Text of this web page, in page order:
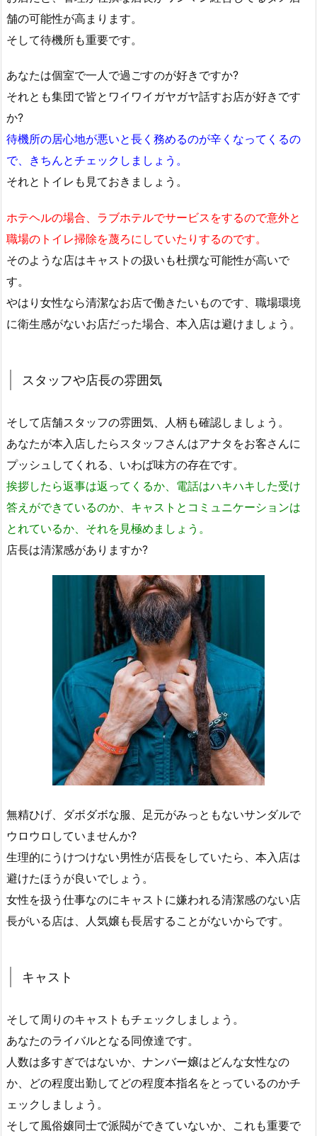
舗の可能性が高まります。
そして待機所も重要です。
あなたは個室で一人で過ごすのが好きですか?
それとも集団で皆とワイワイガヤガヤ話すお店が好きです
か?
待機所の居心地が悪いと長く務めるのが辛くなってくるの
で、きちんとチェックしましょう。
それとトイレも見ておきましょう。
ホテヘルの場合、ラブホテルでサービスをするので意外と
職場のトイレ掃除を蔑ろにしていたりするのです。
そのような店はキャストの扱いも杜撰な可能性が高いで
す。
やはり女性なら清潔なお店で働きたいものです、職場環境
に衛生感がないお店だった場合、本入店は避けましょう。
スタッフや店長の雰囲気
そして店舗スタッフの雰囲気、人柄も確認しましょう。
あなたが本入店したらスタッフさんはアナタをお客さんに
プッシュしてくれる、いわば味方の存在です。
挨拶したら返事は返ってくるか、電話はハキハキした受け
答えができているのか、キャストとコミュニケーションは
とれているか、それを見極めましょう。
店長は清潔感がありますか?
無精ひげ、ダボダボな服、足元がみっともないサンダルで
ウロウロしていませんか?
生理的にうけつけない男性が店長をしていたら、本入店は
避けたほうが良いでしょう。
女性を扱う仕事なのにキャストに嫌われる清潔感のない店
長がいる店は、人気嬢も長居することがないからです。
キャスト
そして周りのキャストもチェックしましょう。
あなたのライバルとなる同僚達です。
人数は多すぎではないか、ナンバー嬢はどんな女性なの
か、どの程度出勤してどの程度本指名をとっているのかチ
ェックしましょう。
そして風俗嬢同士で派閥ができていないか、これも重要で